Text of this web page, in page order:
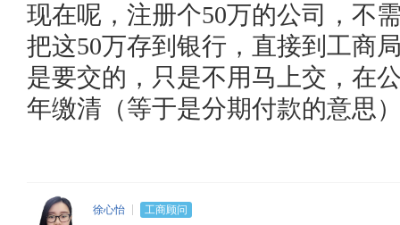
现在呢，注册个50万的公司，不
把这50万存到银行，直接到工商
是要交的，只是不用马上交，在
年缴清（等于是分期付款的意思
徐心怡
工商顾问